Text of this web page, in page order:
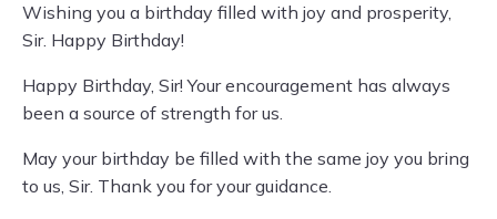
Wishing you a birthday filled with joy and prosperity,
Sir. Happy Birthday!
Happy Birthday, Sir! Your encouragement has always
been a source of strength for us.
May your birthday be filled with the same joy you bring
to us, Sir. Thank you for your guidance.